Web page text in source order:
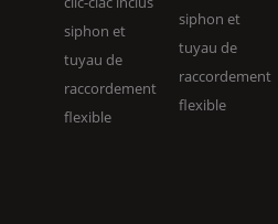
siphon et
tuyau de
raccordement
flexible
siphon et
tuyau de
raccordement
flexible